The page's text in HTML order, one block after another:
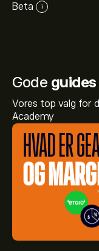
Beta i
Gode guides
Vores top valg for
Academy